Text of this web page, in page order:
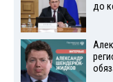
до